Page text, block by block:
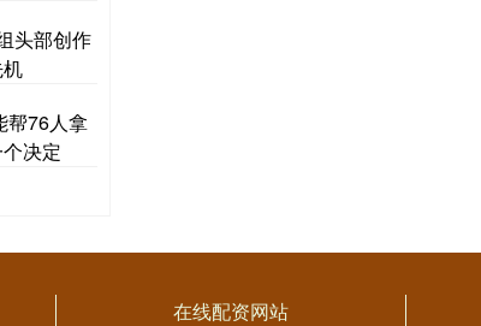
头部创作
帮76人拿
决定
在线配资网站